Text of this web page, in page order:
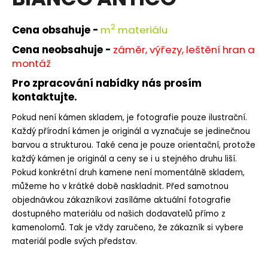
z
5
hvězdiček.
Cena obsahuje - m2 materiálu
Cena neobsahuje - záměr, výřezy, leštění hran a
montáž
Pro zpracování nabídky nás prosím
kontaktujte.
Pokud není kámen skladem, je fotografie pouze ilustrační.
Každý přírodní kámen je originál a vyznačuje se jedinečnou
barvou a strukturou. Také cena je pouze orientační, protože
každý kámen je originál a ceny se i u stejného druhu liší.
Pokud konkrétní druh kamene není momentálně skladem,
můžeme ho v krátké době naskladnit. Před samotnou
objednávkou zákazníkovi zasíláme aktuální fotografie
dostupného materiálu od našich dodavatelů přímo z
kamenolomů. Tak je vždy zaručeno, že zákazník si vybere
materiál podle svých představ.
j
í
t
?
HLEDAT
D
o
p
o
r